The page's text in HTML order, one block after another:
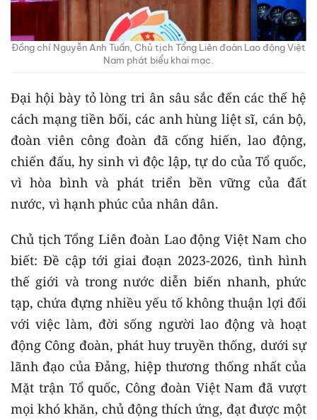
Đồng chí Nguyễn Anh Tuấn, Chủ tịch Tổng Liên đoàn Lao động Việt
Nam phát biểu khai mạc.
Đại hội bày tỏ lòng tri ân sâu sắc đến các thế hệ
cách mạng tiền bối, các anh hùng liệt sĩ, cán bộ,
đoàn viên công đoàn đã cống hiến, lao động,
chiến đấu, hy sinh vì độc lập, tự do của Tổ quốc,
vì hòa bình và phát triển bền vững của đất
nước, vì hạnh phúc của nhân dân.
Chủ tịch Tổng Liên đoàn Lao động Việt Nam cho
biết: Đề cập tới giai đoạn 2023-2026, tình hình
thế giới và trong nước diễn biến nhanh, phức
tạp, chứa đựng nhiều yếu tố không thuận lợi đối
với việc làm, đời sống người lao động và hoạt
động Công đoàn, phát huy truyền thống, dưới sự
lãnh đạo của Đảng, hiệp thương thống nhất của
Mặt trận Tổ quốc, Công đoàn Việt Nam đã vượt
mọi khó khăn, chủ động thích ứng, đạt được một